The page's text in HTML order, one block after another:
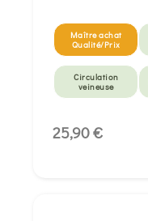
Maître achat
Qualité/Prix
Circulation
veineuse
25,90 €